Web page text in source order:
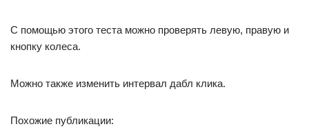
С помощью этого теста можно проверять левую, правую и
кнопку колеса.
Можно также изменить интервал дабл клика.
Похожие публикации: